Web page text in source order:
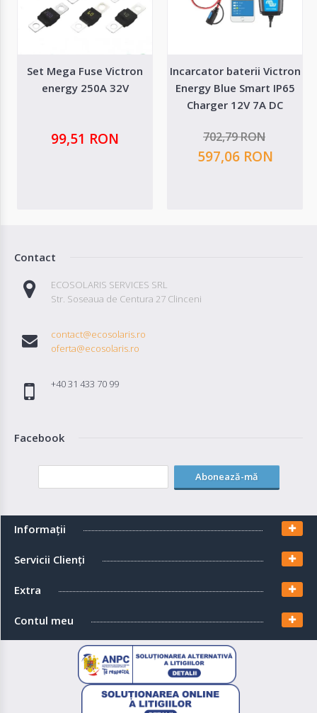
Set Mega Fuse Victron
energy 250A 32V
99,51 RON
Incarcator baterii Victron
Energy Blue Smart IP65
Charger 12V 7A DC
702,79 RON
597,06 RON
Contact
ECOSOLARIS SERVICES SRL
Str. Soseaua de Centura 27 Clinceni
contact@ecosolaris.ro
oferta@ecosolaris.ro
+40 31 433 70 99
Facebook
Abonează-mă
Informaţii
Servicii Clienţi
Extra
Contul meu